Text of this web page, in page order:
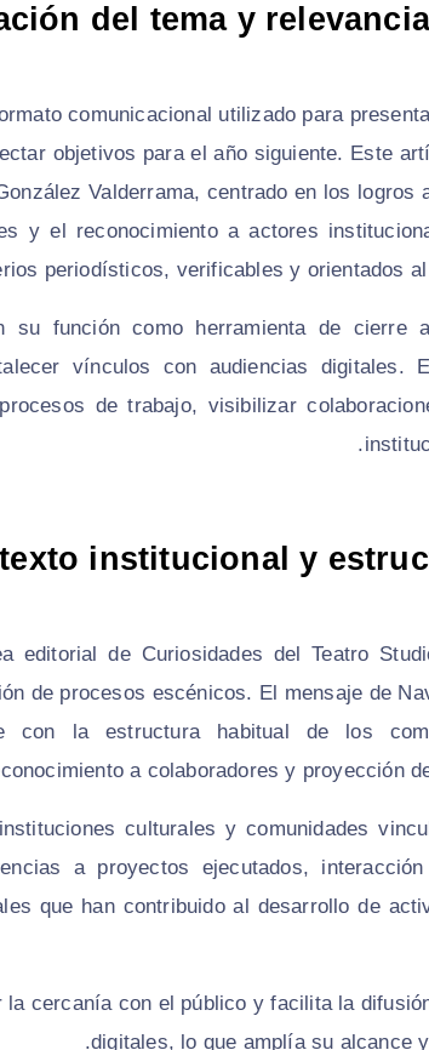
del tema y
comunicacional utilizado para
objetivos para el año siguiente. Este
Valderrama, centrado en los logros
y el reconocimiento a actores
periodísticos, verificables y orientados
su función como herramienta de cierre
vínculos con audiencias digitales.
de trabajo, visibilizar
institucional y
editorial de Curiosidades del Teatro
de procesos escénicos. El mensaje de
con la estructura habitual de los
a colaboradores y proyección
culturales y comunidades
a proyectos ejecutados,
que han contribuido al desarrollo de
cercanía con el público y facilita la
digitales, lo que amplía su alcance